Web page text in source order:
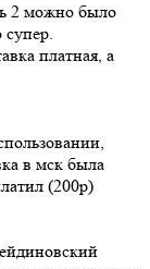
2 можно было
супер.
платная, а
в мск была
(200р)